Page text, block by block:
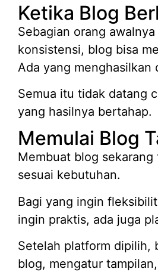
Ketika Blog
Sebagian orang
konsistensi, blog bisa
Ada yang menghasilkan
Semua itu tidak datang
yang hasilnya bertahap.
Memulai Blog
Membuat blog
sesuai kebutuhan.
Bagi yang ingin
ingin praktis, ada juga
Setelah platform dipilih,
blog, mengatur